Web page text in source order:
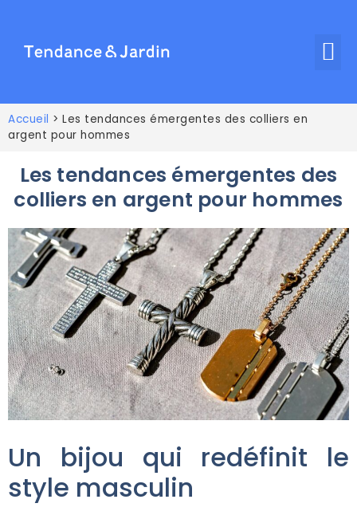
Accueil > Les tendances émergentes des colliers en
argent pour hommes
Les tendances émergentes des
colliers en argent pour hommes
Un bijou qui redéfinit le
style masculin